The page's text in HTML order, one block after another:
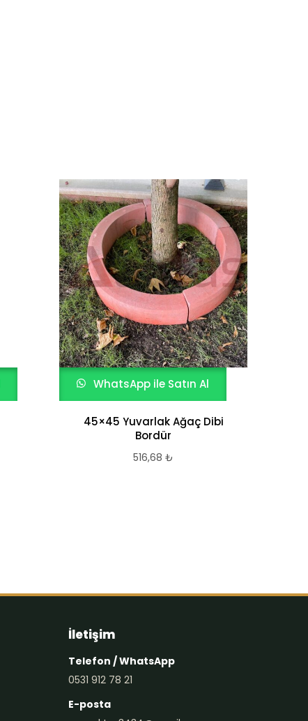
WhatsApp ile Satın Al
45×45 Yuvarlak Ağaç Dibi
Bordür
516,68 ₺
İletişim
Telefon / WhatsApp
0531 912 78 21
E-posta